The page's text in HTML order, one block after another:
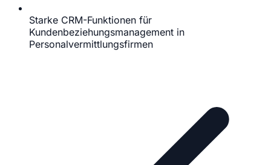
Starke CRM-Funktionen für
Kundenbeziehungsmanagement in
Personalvermittlungsfirmen